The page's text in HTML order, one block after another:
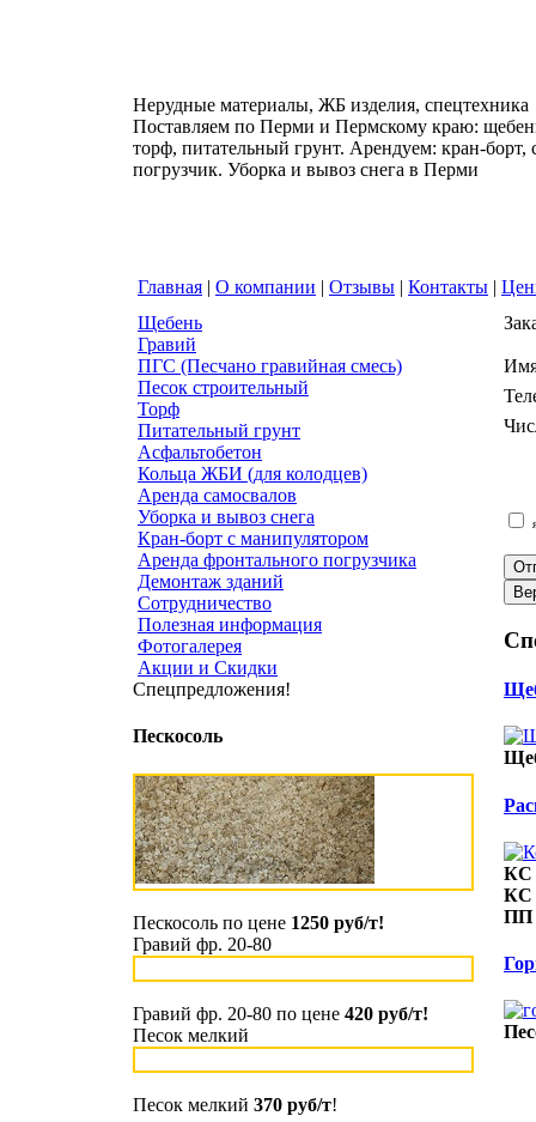
Нерудные материалы, ЖБ изделия, спецтехника
Поставляем по Перми и Пермскому краю:
торф, питательный грунт. Арендуем: кран-
погрузчик. Уборка и вывоз снега в Перми
Главная | О компании | Отзывы | Контакты |
Щебень
Гравий
ПГС (Песчано гравийная смесь)
Песок строительный
Торф
Питательный грунт
Асфальтобетон
Кольца ЖБИ (для колодцев)
Аренда самосвалов
Уборка и вывоз снега
Кран-борт с манипулятором
Аренда фронтального погрузчика
Демонтаж зданий
Сотрудничество
Полезная информация
Фотогалерея
Акции и Скидки
Спецпредложения!
Пескосоль
Пескосоль по цене 1250 руб/т!
Гравий фр. 20-80
Гравий фр. 20-80 по цене 420 руб/т!
Песок мелкий
Песок мелкий 370 руб/т!
КС
КС
ПП